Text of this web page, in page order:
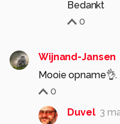
Bedankt
0
Wijnand-Jansen
Mooie opname👌.
0
Duvel 3